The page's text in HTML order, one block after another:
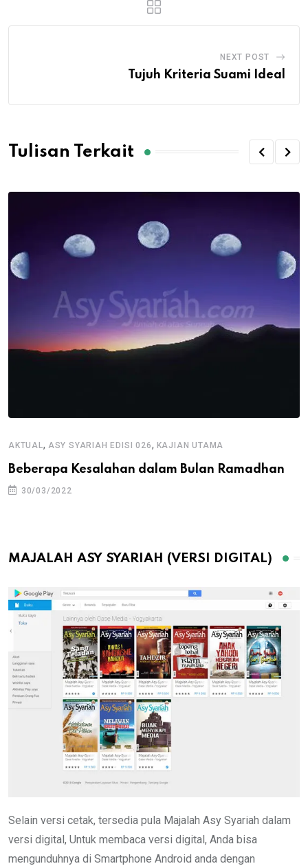
NEXT POST
Tujuh Kriteria Suami Ideal
Tulisan Terkait
AKTUAL, ASY SYARIAH EDISI 026, KAJIAN UTAMA
Beberapa Kesalahan dalam Bulan Ramadhan
30/03/2022
MAJALAH ASY SYARIAH (VERSI DIGITAL)
Selain versi cetak, tersedia pula Majalah Asy Syariah dalam
versi digital, Untuk membaca versi digital, Anda bisa
mengunduhnya di Smartphone Android anda dengan